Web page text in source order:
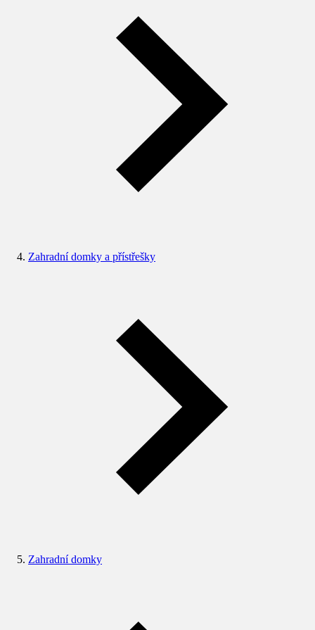
Zahradní domky a přístřešky
Zahradní domky